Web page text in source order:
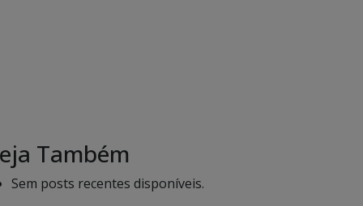
Também
Sem posts recentes disponíveis.